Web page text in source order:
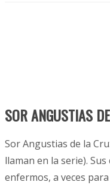
SOR ANGUSTIAS
Sor Angustias de la
llaman en la serie).
enfermos, a veces